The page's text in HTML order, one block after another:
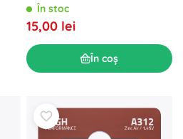
În stoc
15,00 lei
În coș